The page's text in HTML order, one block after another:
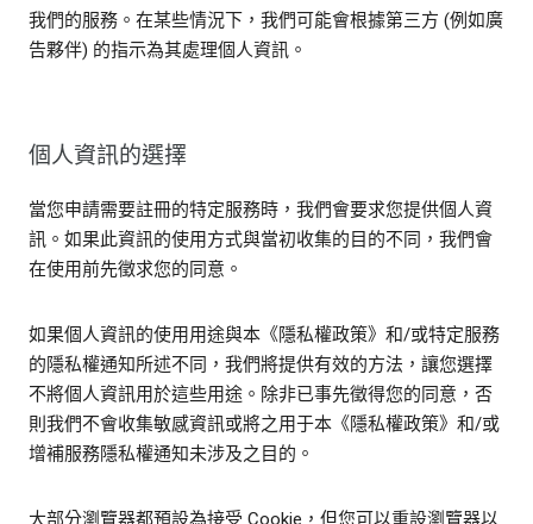
我們的服務。在某些情況下，我們可能會根據第三方 (例如廣
告夥伴) 的指示為其處理個人資訊。
個人資訊的選擇
當您申請需要註冊的特定服務時，我們會要求您提供個人資
訊。如果此資訊的使用方式與當初收集的目的不同，我們會
在使用前先徵求您的同意。
如果個人資訊的使用用途與本《隱私權政策》和/或特定服務
的隱私權通知所述不同，我們將提供有效的方法，讓您選擇
不將個人資訊用於這些用途。除非已事先徵得您的同意，否
則我們不會收集敏感資訊或將之用于本《隱私權政策》和/或
增補服務隱私權通知未涉及之目的。
大部分瀏覽器都預設為接受 Cookie，但您可以重設瀏覽器以